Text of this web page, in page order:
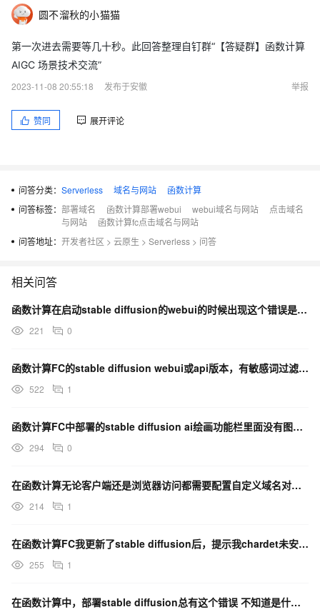
圆不溜秋的小猫猫
第一次进去需要等几十秒。此回答整理自钉群“【答疑群】函数计算
AIGC 场景技术交流”
2023-11-08 20:55:18
发布于安徽 举报
赞同 展开评论
问答分类： Serverless 域名与网站
函数计算
问答标签： 部署域名 函数计算部署webui webui域名与网站
点击域名
与网站
函数计算fc点击域名与网站
问答地址： 开发者社区 > 云原生 > Serverless > 问答
相关问答
函数计算在启动stable diffusion的webui的时候出现这个错误是什么原因？
221 0
函数计算FC的stable diffusion webui或api版本，有敏感词过滤功能吗？
522 1
函数计算FC中部署的stable diffusion ai绘画功能栏里面没有图库浏览？
294 0
在函数计算无论客户端还是浏览器访问都需要配置自定义域名对么？
214 1
在函数计算FC我更新了stable diffusion后，提示我chardet未安装，为什么？
255 1
在函数计算中，部署stable diffusion总有这个错误 不知道是什么原因 ，重装了很多次？